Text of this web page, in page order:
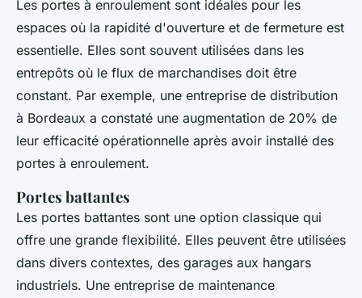
Les portes à enroulement sont idéales pour les
espaces où la rapidité d'ouverture et de fermeture est
essentielle. Elles sont souvent utilisées dans les
entrepôts où le flux de marchandises doit être
constant. Par exemple, une entreprise de distribution
à Bordeaux a constaté une augmentation de 20% de
leur efficacité opérationnelle après avoir installé des
portes à enroulement.
Portes battantes
Les portes battantes sont une option classique qui
offre une grande flexibilité. Elles peuvent être utilisées
dans divers contextes, des garages aux hangars
industriels. Une entreprise de maintenance